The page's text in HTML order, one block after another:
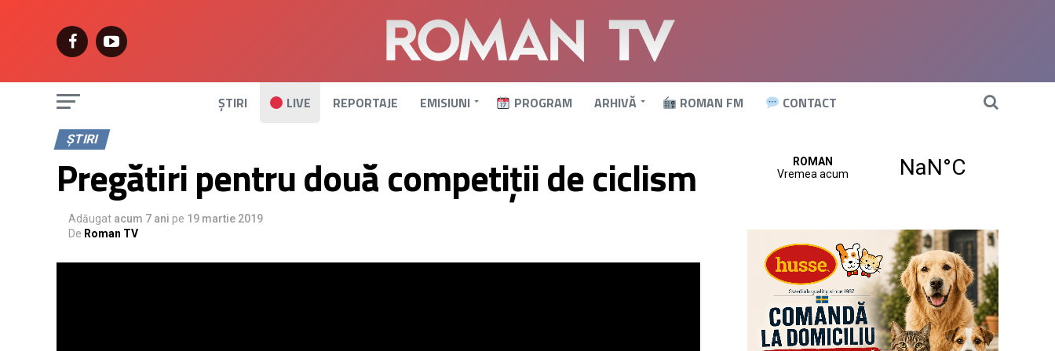
ȘTIRI LIVE REPORTAJE EMISIUNI PROGRAM ARHIVĂ ROMAN FM CONTACT
ȘTIRI
Pregătiri pentru două competiții de ciclism
Adăugat acum 7 ani pe 19 martie 2019
De Roman TV